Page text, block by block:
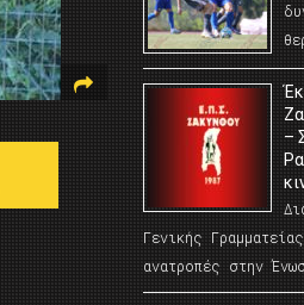
–
Γενικής
ανατροπές στην